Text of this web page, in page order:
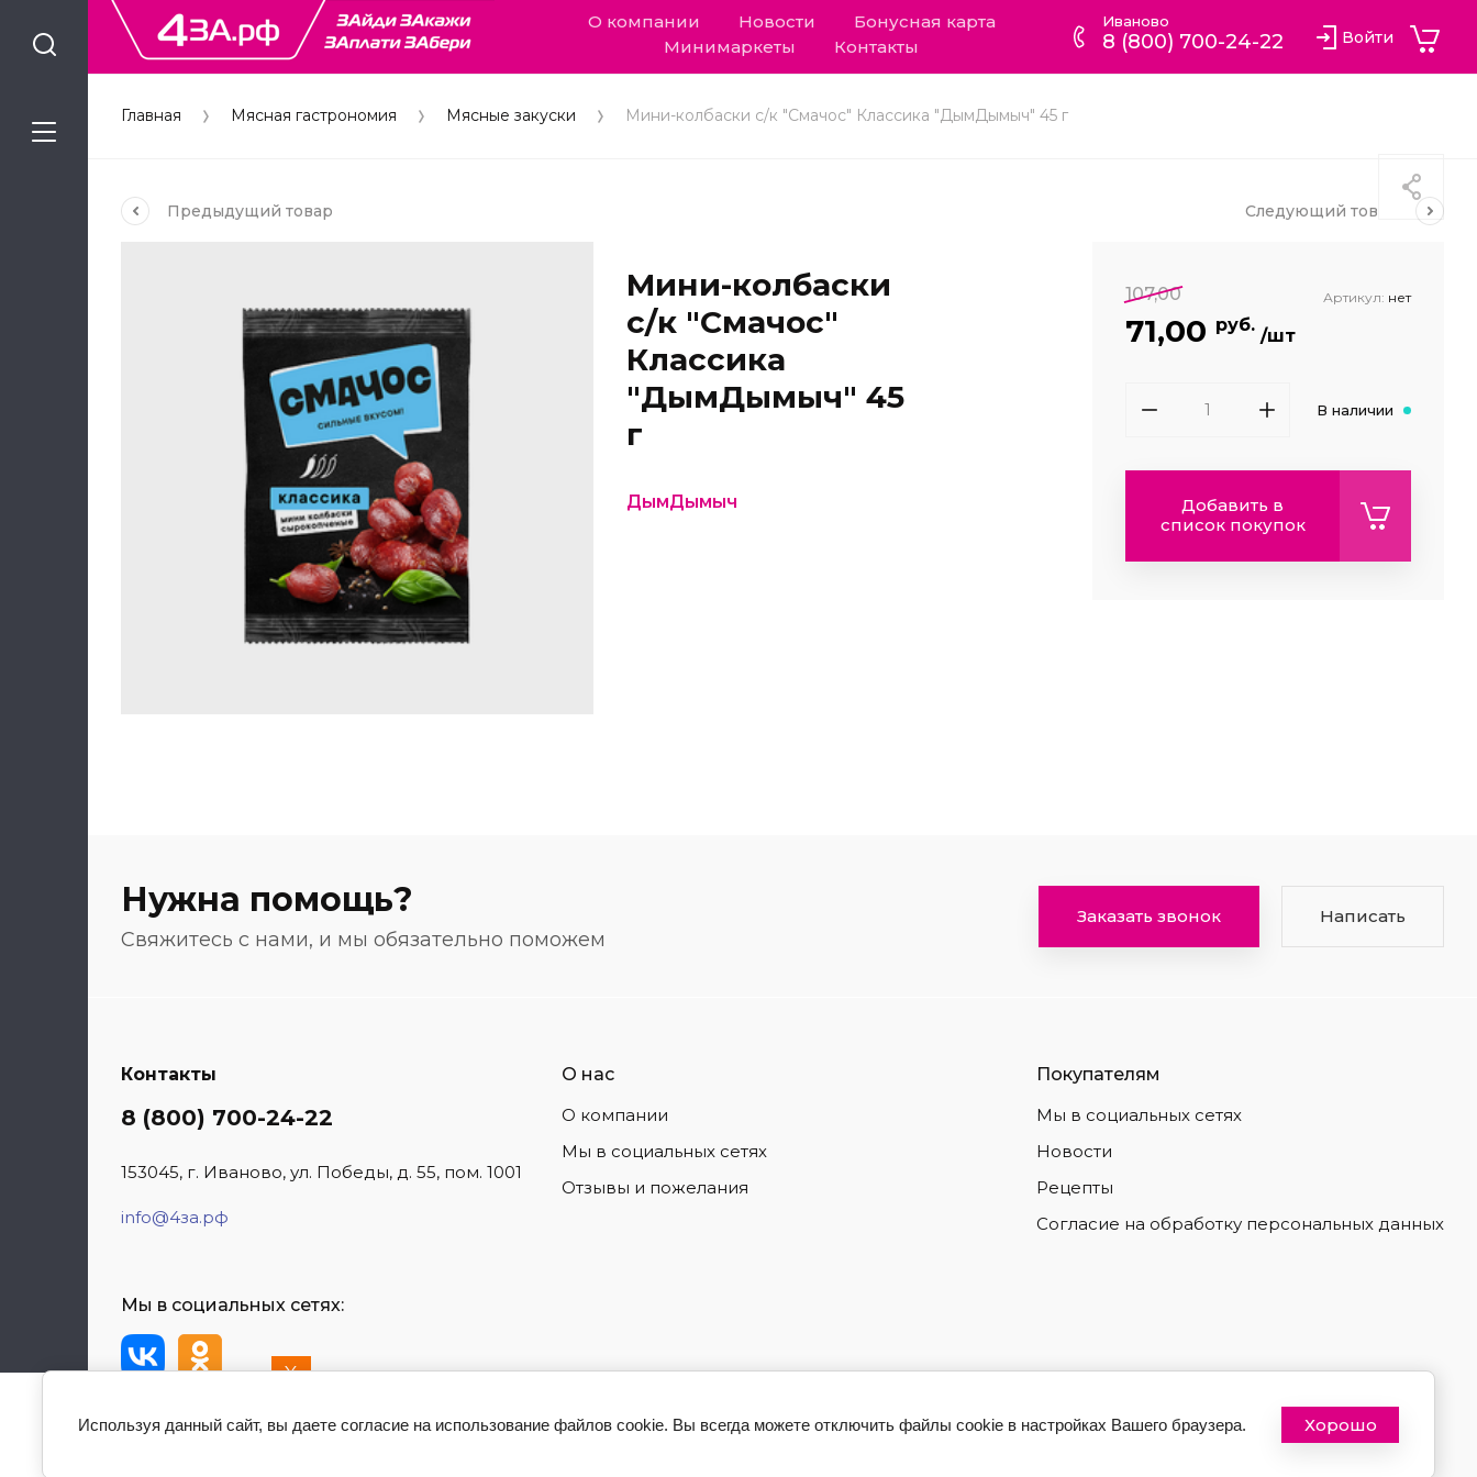
О компании Новости
Бонусная карта
Минимаркеты
Контакты
Иваново
8 (800) 700-24-22 Войти
Главная Мясная гастрономия Мясные закуски Мини-колбаски с/к "Смачос" Классика "ДымДымыч" 45 г
Предыдущий товар Следующий товар
Мини-колбаски
с/к "Смачос"
Классика
"ДымДымыч" 45
г
ДымДымыч
107,00
71,00 руб.
/шт
Артикул: нет
В наличии
Добавить в
список покупок
Нужна помощь?
Свяжитесь с нами, и мы обязательно поможем
Заказать звонок Написать
Контакты
8 (800) 700-24-22
153045, г. Иваново, ул. Победы, д. 55, пом. 1001
info@4за.рф
О нас
О компании
Мы в социальных сетях
Отзывы и пожелания
Покупателям
Мы в социальных сетях
Новости
Рецепты
Согласие на обработку персональных данных
Мы в социальных сетях:
X
на Ваше устройство
Используя данный сайт, вы даете согласие на использование файлов cookie. Вы всегда можете отключить файлы cookie в настройках Вашего браузера. Хорошо